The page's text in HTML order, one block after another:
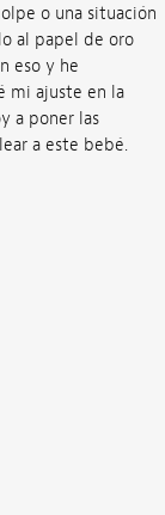
o una situación
al papel de oro
eso y he
mi ajuste en la
a poner las
a este bebé.